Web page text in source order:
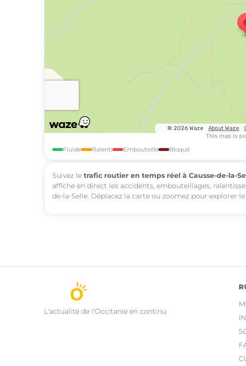
Fluide Ralenti Embouteillé Bloqué
Suivez le trafic routier en temps réel à Causse-de-la-
affiche en direct les accidents, embouteillages,
de-la-Selle. Déplacez la carte ou zoomez pour explorer
L'actualité de l'Occitanie en continu